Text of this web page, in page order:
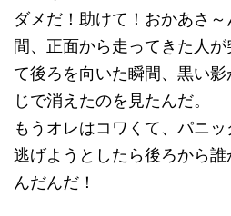
ダメだ！助けて！おかあさ
間、正面から走ってきた人が
て後ろを向いた瞬間、黒い
じで消えたのを見たんだ。
もうオレはコワくて、パニッ
逃げようとしたら後ろから
んだんだ！